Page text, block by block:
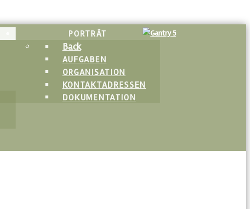
PORTRÄT
Back
AUFGABEN
ORGANISATION
KONTAKTADRESSEN
DOKUMENTATION